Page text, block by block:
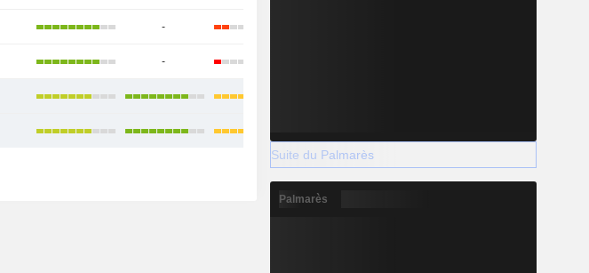
-
-
Suite du Palmarès
Palmarès